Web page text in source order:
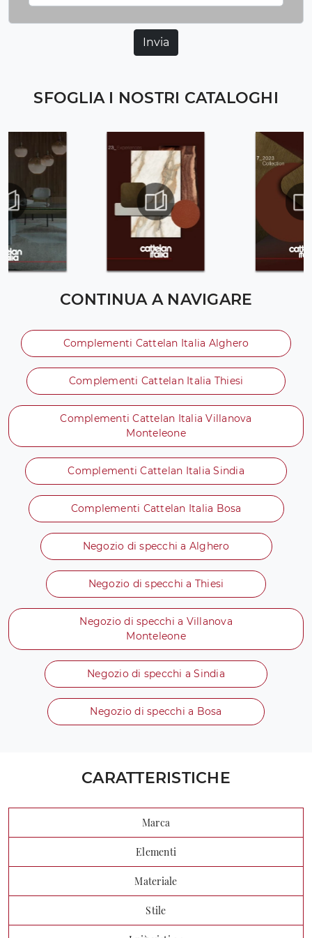
SFOGLIA I NOSTRI CATALOGHI
CONTINUA A NAVIGARE
Complementi Cattelan Italia Alghero
Complementi Cattelan Italia Thiesi
Complementi Cattelan Italia Villanova
Monteleone
Complementi Cattelan Italia Sindia
Complementi Cattelan Italia Bosa
Negozio di specchi a Alghero
Negozio di specchi a Thiesi
Negozio di specchi a Villanova
Monteleone
Negozio di specchi a Sindia
Negozio di specchi a Bosa
Invia
CARATTERISTICHE
Marca
Elementi
Materiale
Stile